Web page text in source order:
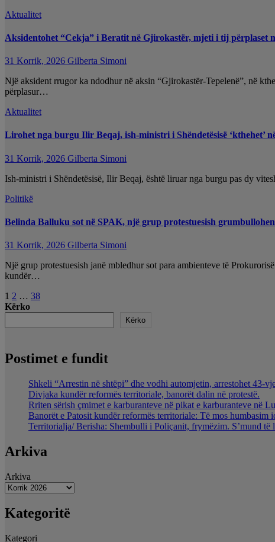
Aktualitet
Aksidentohet “Cekja” i Beratit në Gjirokastër, mjeti i tij përplaset
31 Korrik, 2026 Gilberta Simoni
Një aksident rrugor ka ndodhur në aksin “Gjirokastër-Tepelenë”, në
përplasur…
Aktualitet
Lirohet nga burgu Ilir Beqaj, ish-ministri i Shëndetësisë ‘kthehet’
31 Korrik, 2026 Gilberta Simoni
Ish-ministri i Shëndetësisë, Ilir Beqaj, është liruar nga burgu pas dy
Politikë
Belinda Balluku sot në SPAK, një grup protestuesish
31 Korrik, 2026 Gilberta Simoni
Një grup protestuesish janë mbledhur sot para ambienteve të
kundër…
Faqosje
postimesh
1 2 … 38
Kërko
Kërko
Postimet e fundit
Shkeli “Arrestin në shtëpi” dhe vodhi automjetin, arrestohet 43-
Divjaka kundër reformës territoriale, banorët dalin në protestë.
Rriten sërish çmimet e karburanteve në pikat e karburanteve në
Banorët e Patosit kundër reformës territoriale: Të mos humbasim
Territorialja/ Berisha: Shembulli i Poliçanit, frymëzim. S’mund
Arkiva
Arkiva
Kategoritë
Kategori